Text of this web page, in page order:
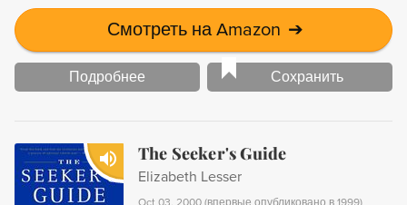
Смотреть на Amazon ➔
Подробнее Сохранить
The Seeker's Guide
Elizabeth Lesser